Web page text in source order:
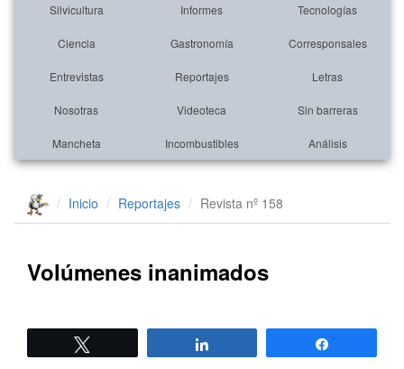
Silvicultura Informes Tecnologías
Ciencia Gastronomía Corresponsales
Entrevistas Reportajes Letras
Nosotras Videoteca Sin barreras
Mancheta Incombustibles Análisis
Inicio Reportajes Revista nº 158
Volúmenes inanimados